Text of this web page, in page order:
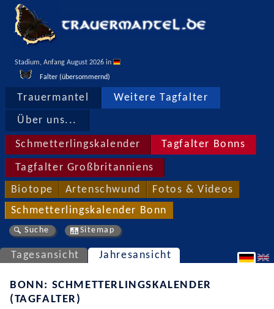
Stadium, Anfang August 2026 in
Falter (übersommernd)
Trauermantel Weitere Tagfalter
Über uns...
Schmetterlingskalender Tagfalter Bonns
Tagfalter Großbritanniens
Biotope Artenschwund Fotos & Videos
Schmetterlingskalender Bonn
Suche Sitemap
Tagesansicht Jahresansicht
BONN: SCHMETTERLINGSKALENDER
(TAGFALTER)